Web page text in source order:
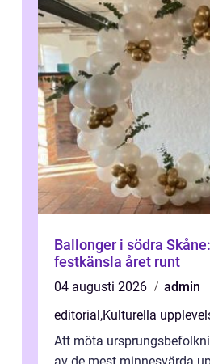
Ballonger i södra
festkänsla året runt
04 augusti 2026
admin
editorial ,Kulturella
Att möta